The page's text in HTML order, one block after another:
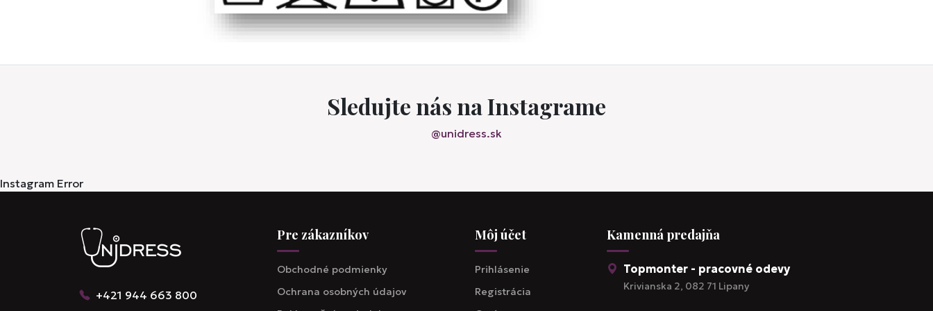
Sledujte nás na Instagrame
@unidress.sk
Instagram Error
+421 944 663 800
Pre zákazníkov
Obchodné podmienky
Ochrana osobných údajov
Môj účet
Prihlásenie
Registrácia
Kamenná predajňa
Topmonter - pracovné odevy
Krivianska 2, 082 71 Lipany